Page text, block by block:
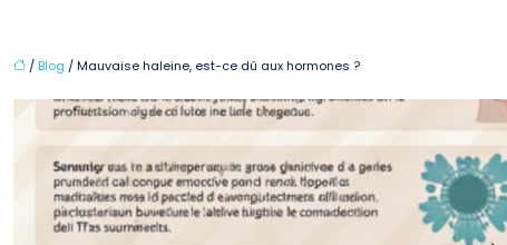
/ Blog / Mauvaise haleine, est-ce dû aux hormones ?